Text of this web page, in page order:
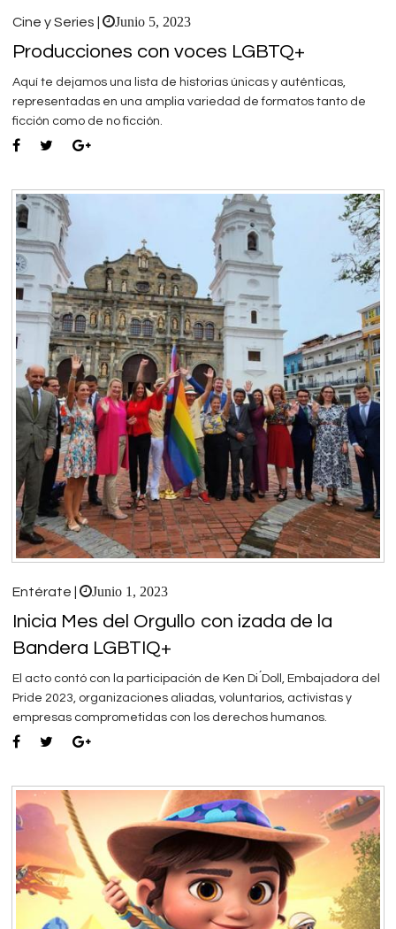
Cine y Series | Junio 5, 2023
Producciones con voces LGBTQ+
Aquí te dejamos una lista de historias únicas y auténticas,
representadas en una amplia variedad de formatos tanto de
ficción como de no ficción.
Entérate | Junio 1, 2023
Inicia Mes del Orgullo con izada de la
Bandera LGBTIQ+
El acto contó con la participación de Ken Di ́Doll, Embajadora del
Pride 2023, organizaciones aliadas, voluntarios, activistas y
empresas comprometidas con los derechos humanos.